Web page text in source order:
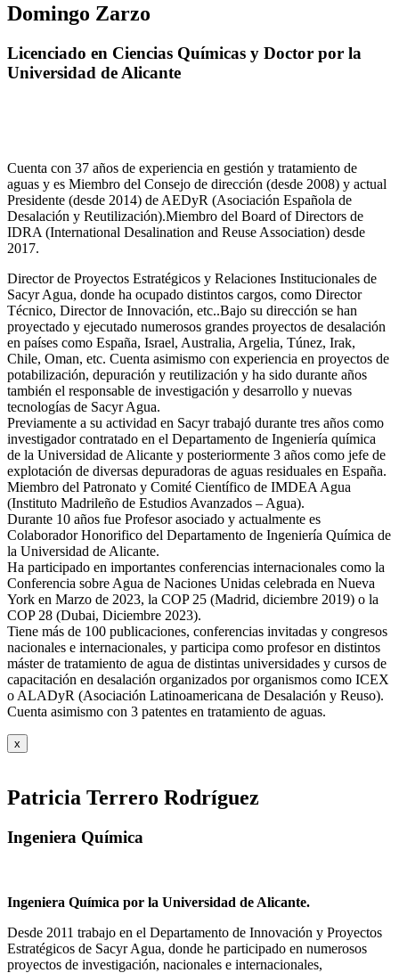
Domingo Zarzo
Licenciado en Ciencias Químicas y Doctor por la
Universidad de Alicante
Cuenta con 37 años de experiencia en gestión y tratamiento de
aguas y es Miembro del Consejo de dirección (desde 2008) y actual
Presidente (desde 2014) de AEDyR (Asociación Española de
Desalación y Reutilización).Miembro del Board of Directors de
IDRA (International Desalination and Reuse Association) desde
2017.
Director de Proyectos Estratégicos y Relaciones Institucionales de
Sacyr Agua, donde ha ocupado distintos cargos, como Director
Técnico, Director de Innovación, etc..Bajo su dirección se han
proyectado y ejecutado numerosos grandes proyectos de desalación
en países como España, Israel, Australia, Argelia, Túnez, Irak,
Chile, Oman, etc. Cuenta asimismo con experiencia en proyectos de
potabilización, depuración y reutilización y ha sido durante años
también el responsable de investigación y desarrollo y nuevas
tecnologías de Sacyr Agua.
Previamente a su actividad en Sacyr trabajó durante tres años como
investigador contratado en el Departamento de Ingeniería química
de la Universidad de Alicante y posteriormente 3 años como jefe de
explotación de diversas depuradoras de aguas residuales en España.
Miembro del Patronato y Comité Científico de IMDEA Agua
(Instituto Madrileño de Estudios Avanzados – Agua).
Durante 10 años fue Profesor asociado y actualmente es
Colaborador Honorifico del Departamento de Ingeniería Química de
la Universidad de Alicante.
Ha participado en importantes conferencias internacionales como la
Conferencia sobre Agua de Naciones Unidas celebrada en Nueva
York en Marzo de 2023, la COP 25 (Madrid, diciembre 2019) o la
COP 28 (Dubai, Diciembre 2023).
Tiene más de 100 publicaciones, conferencias invitadas y congresos
nacionales e internacionales, y participa como profesor en distintos
máster de tratamiento de agua de distintas universidades y cursos de
capacitación en desalación organizados por organismos como ICEX
o ALADyR (Asociación Latinoamericana de Desalación y Reuso).
Cuenta asimismo con 3 patentes en tratamiento de aguas.
x
Patricia Terrero Rodríguez
Ingeniera Química
Ingeniera Química por la Universidad de Alicante.
Desde 2011 trabajo en el Departamento de Innovación y Proyectos
Estratégicos de Sacyr Agua, donde he participado en numerosos
proyectos de investigación, nacionales e internacionales,